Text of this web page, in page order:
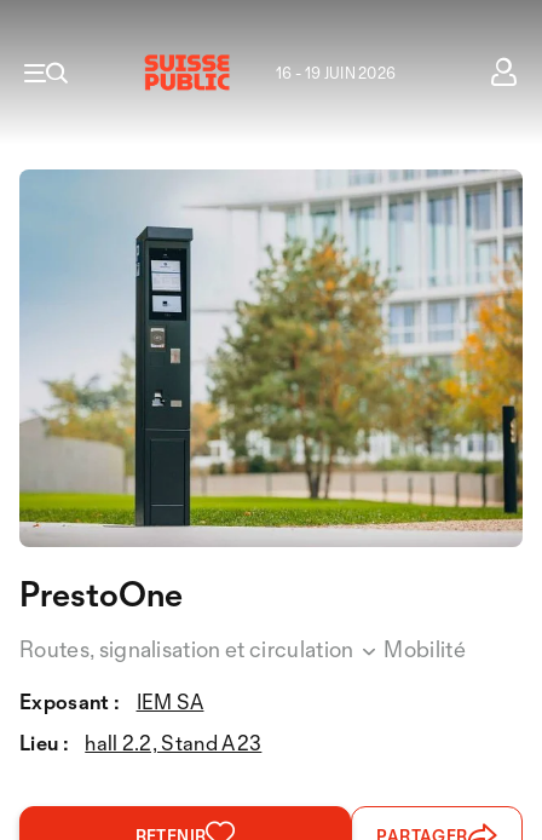
16 - 19 JUIN 2026
PrestoOne
Routes, signalisation et circulation Mobilité
Exposant :
IEM SA
Lieu :
hall 2.2, Stand A23
RETENIR PARTAGER